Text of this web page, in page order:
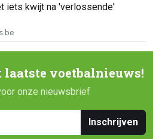
iets kwijt na 'verlossende'
voetbalnieuws!
onze nieuwsbrief
Inschrijven